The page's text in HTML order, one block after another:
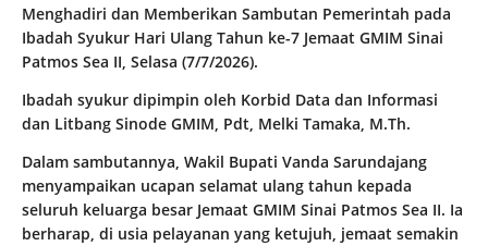
Menghadiri dan Memberikan Sambutan Pemerintah pada
Ibadah Syukur Hari Ulang Tahun ke-7 Jemaat GMIM Sinai
Patmos Sea II, Selasa (7/7/2026).
Ibadah syukur dipimpin oleh Korbid Data dan Informasi
dan Litbang Sinode GMIM, Pdt, Melki Tamaka, M.Th.
Dalam sambutannya, Wakil Bupati Vanda Sarundajang
menyampaikan ucapan selamat ulang tahun kepada
seluruh keluarga besar Jemaat GMIM Sinai Patmos Sea II. Ia
berharap, di usia pelayanan yang ketujuh, jemaat semakin